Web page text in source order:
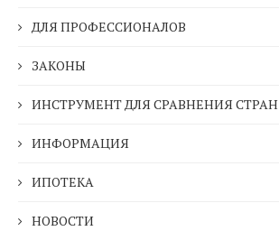
ДЛЯ ПРОФЕССИОНАЛОВ
ЗАКОНЫ
ИНСТРУМЕНТ ДЛЯ СРАВНЕНИЯ СТРАН
ИНФОРМАЦИЯ
ИПОТЕКА
НОВОСТИ